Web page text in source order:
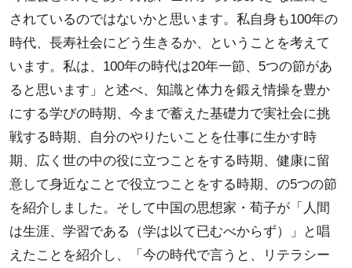
されているのではないかと思います。私自身も100年の
時代、長寿社会にどう生きるか、ということを考えて
います。私は、100年の時代は20年一節、5つの節があ
ると思います」と述べ、知識と体力を鍛え情操を豊か
にする学びの時期、今まで蓄えた基礎力で実社会に挑
戦する時期、自分のやりたいことを仕事に生かす時
期、広く世の中の役に立つことをする時期、健康に留
意して身近なことで役立つことをする時期、の5つの節
を紹介しました。そして中国の思想家・荀子が「人間
は生涯、学習である（学は以て已むべからず）」と唱
えたことを紹介し、「今の時代で言うと、リテラシー